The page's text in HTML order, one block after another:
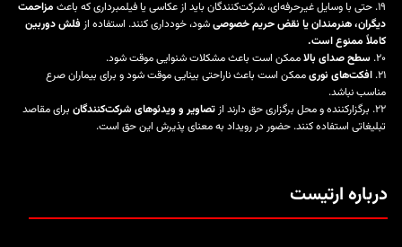
۱۹. حتی با وسایل غیرحرفه‌ای، شرکت‌کنندگان باید از عکاسی یا فیلمبرداری که باعث
مزاحمت
دیگران، هنرمندان یا نقض حریم خصوصیشود، خودداری کنند. استفاده از فلش دوربین
کاملاً ممنوع است.
۲۰. سطح صدای بالاممکن است باعث مشکلات شنوایی موقت شود.
۲۱. افکت‌های نوریممکن است باعث ناراحتی بینایی موقت شود و برای بیماران صرع
مناسب نباشد.
۲۲. برگزارکننده و محل برگزاری حق دارند از
تصاویر و ویدئوهای شرکت‌کنندگان برای مقاصد
تبلیغاتی استفاده کنند. حضور در رویداد به معنای پذیرش این حق است.
درباره ارتیست